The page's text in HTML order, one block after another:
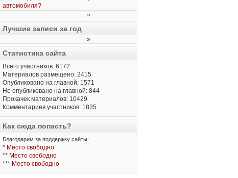
автомобиля?
»
Лучшие записи за год
»
Статистика сайта
Всего участников: 6172
Материалов размещено: 2415
Опубликовано на главной: 1571
Не опубликовано на главной: 844
Прокачек материалов: 10429
Комментариев участников: 1835
Как сюда попасть?
Благодарим за поддержку сайты:
* Место свободно
** Место свободно
*** Место свободно